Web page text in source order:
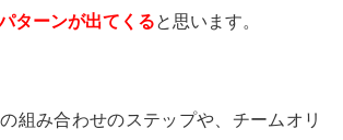
ターンが出てくると思います。
組み合わせのステップや、チームオリ